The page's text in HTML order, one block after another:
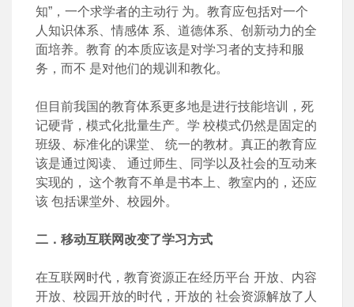
知”，一个求学者的主动行 为。教育应包括对一个
人知识体系、情感体 系、道德体系、创新动力的全
面培养。教育 的本质应该是对学习者的支持和服
务，而不 是对他们的规训和教化。
但目前我国的教育体系更多地是进行技能培训，死
记硬背，模式化批量生产。学 校模式仍然是固定的
班级、标准化的课堂、 统一的教材。真正的教育应
该是通过阅读、 通过师生、同学以及社会的互动来
实现的， 这个教育不单是书本上、教室内的，还应
该 包括课堂外、校园外。
二．移动互联网改变了学习方式
在互联网时代，教育资源正在经历平台 开放、内容
开放、校园开放的时代，开放的 社会资源解放了人